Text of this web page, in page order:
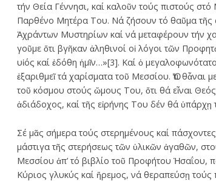
τήν Θεία Γέννησι, καί καλοῦν τούς πιστούς
Παρθένο Μητέρα Του. Νά ζήσουν τό θαῦμα τῆς
Ἀχράντων Μυστηρίων καί νά μεταφέρουν τήν
γοῦμε ὅτι βγῆκαν ἀληθινοί οἱ λόγοι τῶν
υἱός καί ἐδόθη ἡμῖν…»[3]. Καί ὁ
ἐξαριθμεῖ τά χαρίσματα τοῦ Μεσσίου. Ὅτι
τοῦ κόσμου στούς ὤμους Του, ὄτι θά εἶναι Θεός
ἀδιάδοχος, καί τῆς εἰρήνης Του δέν θά ὑπάρχῃ
Σέ μᾶς σήμερα τούς στερημένους καί
μάστιγα τῆς στερήσεως τῶν ὑλικῶν ἀγαθῶν,
Μεσσίου ἀπ’ τό βιβλίο τοῦ Προφήτου Ἡσαΐου,
Κύριος γλυκύς καί ἥρεμος, νά θεραπεύσῃ